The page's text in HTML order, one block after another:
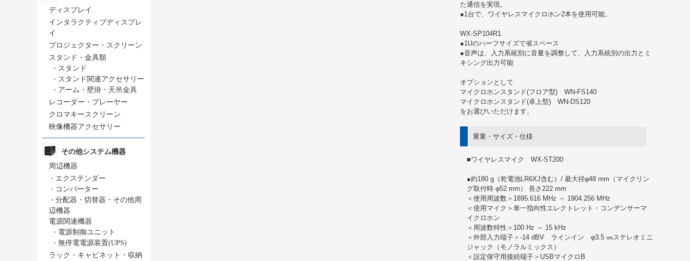
ディスプレイ
インタラクティブディスプレ
イ
プロジェクター・スクリーン
スタンド・金具類
・ スタンド
・ スタンド関連アクセサリー
・ アーム・壁掛・天吊金具
レコーダー・プレーヤー
クロマキースクリーン
映像機器アクセサリー
その他システム機器
周辺機器
・ エクステンダー
・ コンバーター
・ 分配器・切替器・その他周
辺機器
電源関連機器
・ 電源制御ユニット
・ 無停電電源装置(UPS)
ラック・キャビネット・収納
た通信を実現。
●1台で、ワイヤレスマイクロホン2本を使用可能。
WX-SP104R1
●1Uのハーフサイズで省スペース
●音声は、入力系統別に音量を調整して、入力系統別の出力とミ
キシング出力可能
オプションとして
マイクロホンスタンド(フロア型) WN-FS140
マイクロホンスタンド(卓上型) WN-DS120
をお選びいただけます。
重量・サイズ・仕様
■ワイヤレスマイク WX-ST200
●約180 g（乾電池LR6XJ含む）/ 最大径φ48 mm（マイクリン
グ取付時 φ52 mm） 長さ222 mm
＜使用周波数＞1895.616 MHz ～ 1904.256 MHz
＜使用マイク＞単一指向性エレクトレット・コンデンサーマ
イクロホン
＜周波数特性＞100 Hz ～ 15 kHz
＜外部入力端子＞-14 dBV ラインイン φ3.5 ㎜ステレオミニ
ジャック（モノラルミックス）
＜設定保守用接続端子＞USBマイクロB